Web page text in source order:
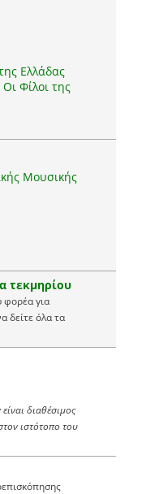
Ελλάδας
Φίλοι της
Μουσικής
τεκμηρίου
φορέα για
δείτε όλα τα
διαθέσιμος
ιστότοπο του